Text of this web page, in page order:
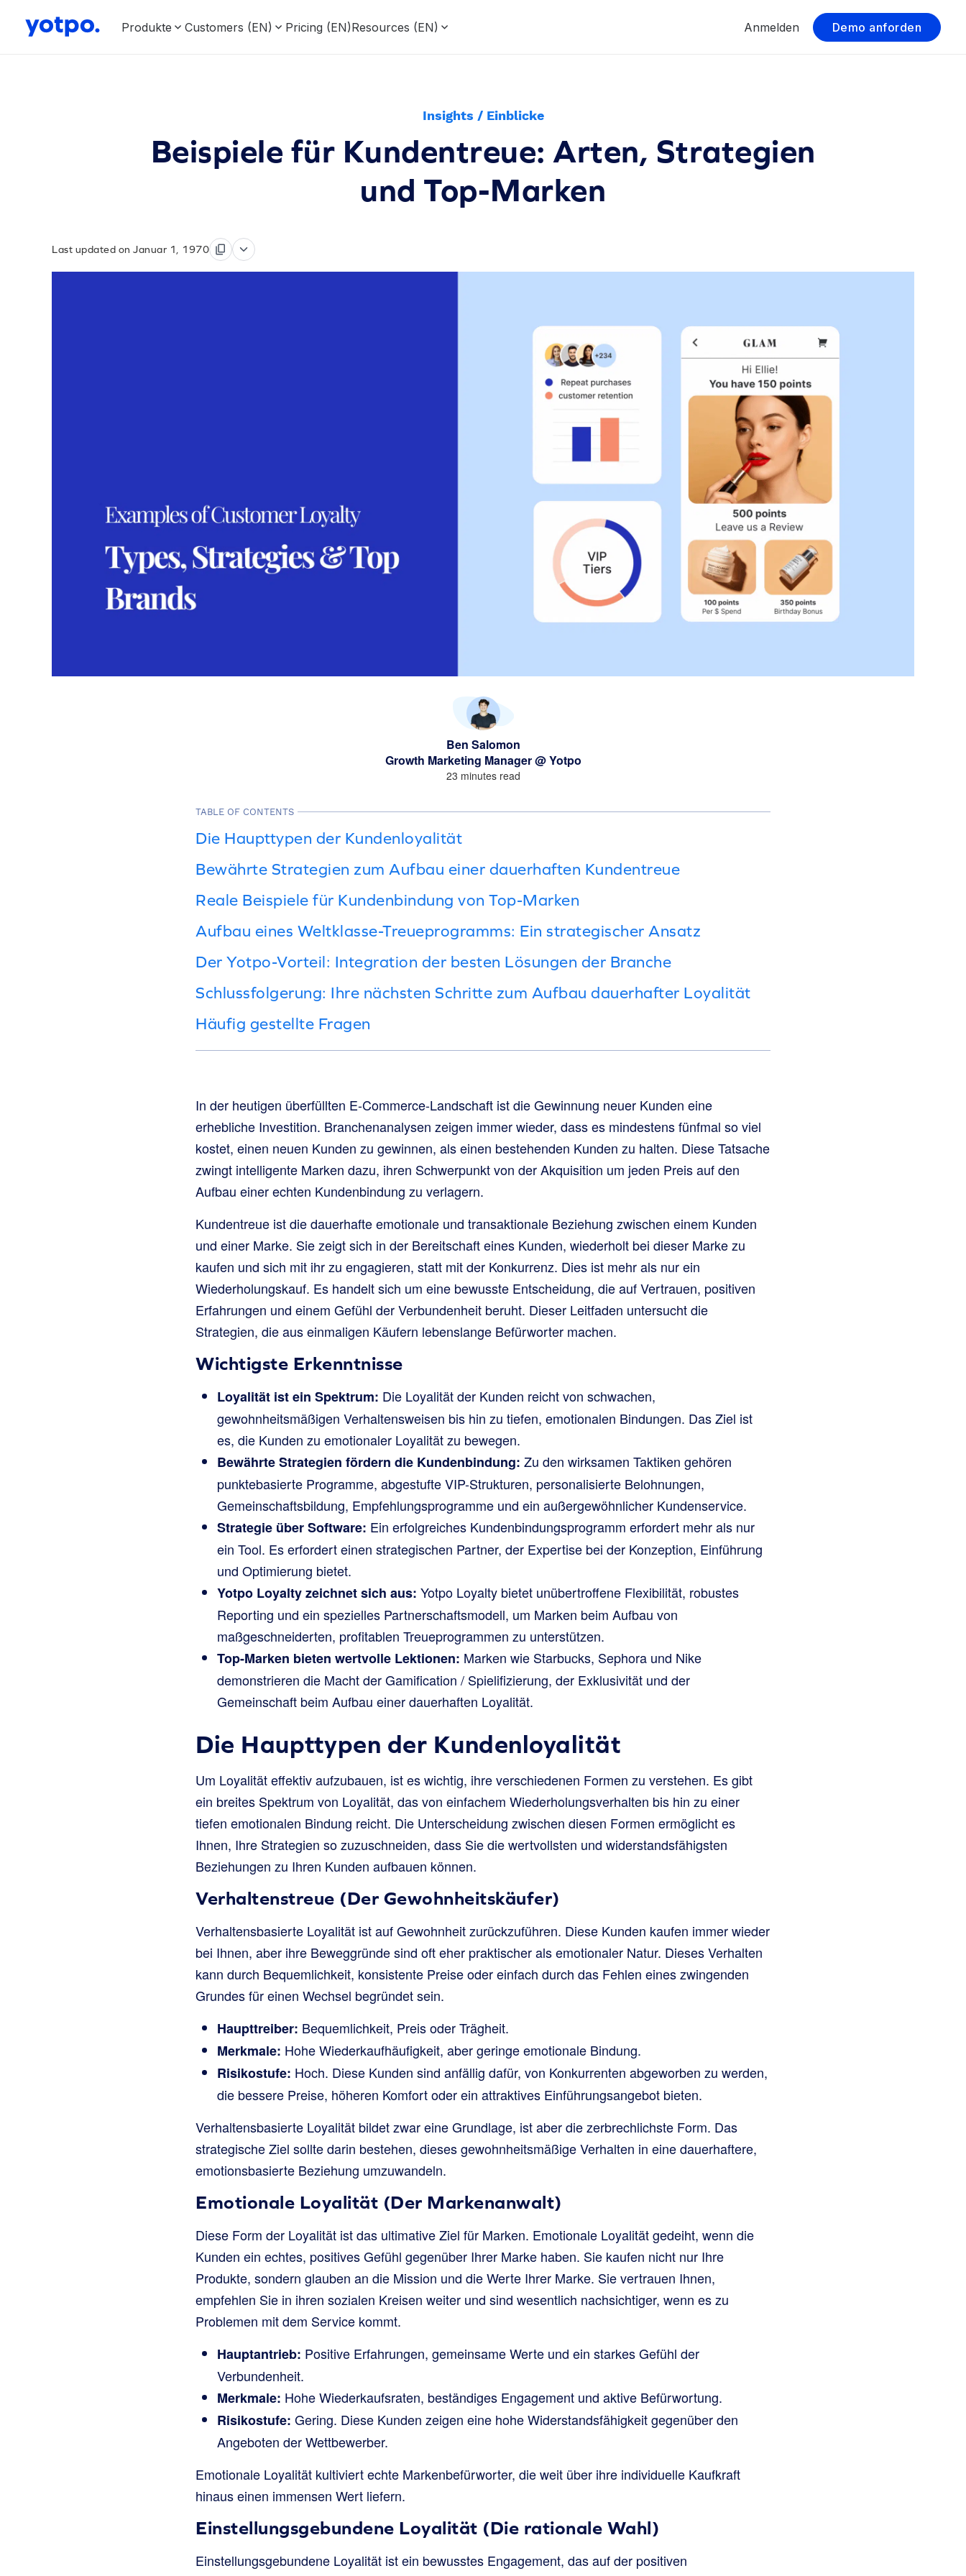
Produkte Customers (EN) Pricing (EN)Resources (EN) Anmelden Demo anforden
Insights / Einblicke
Beispiele für Kundentreue: Arten, Strategien
und Top-Marken
Last updated on Januar 1, 1970
Ben Salomon
Growth Marketing Manager @ Yotpo
23 minutes read
TABLE OF CONTENTS
Die Haupttypen der Kundenloyalität
Bewährte Strategien zum Aufbau einer dauerhaften Kundentreue
Reale Beispiele für Kundenbindung von Top-Marken
Aufbau eines Weltklasse-Treueprogramms: Ein strategischer Ansatz
Der Yotpo-Vorteil: Integration der besten Lösungen der Branche
Schlussfolgerung: Ihre nächsten Schritte zum Aufbau dauerhafter Loyalität
Häufig gestellte Fragen
In der heutigen überfüllten E-Commerce-Landschaft ist die Gewinnung neuer Kunden eine
erhebliche Investition. Branchenanalysen zeigen immer wieder, dass es mindestens fünfmal so viel
kostet, einen neuen Kunden zu gewinnen, als einen bestehenden Kunden zu halten. Diese Tatsache
zwingt intelligente Marken dazu, ihren Schwerpunkt von der Akquisition um jeden Preis auf den
Aufbau einer echten Kundenbindung zu verlagern.
Kundentreue ist die dauerhafte emotionale und transaktionale Beziehung zwischen einem Kunden
und einer Marke. Sie zeigt sich in der Bereitschaft eines Kunden, wiederholt bei dieser Marke zu
kaufen und sich mit ihr zu engagieren, statt mit der Konkurrenz. Dies ist mehr als nur ein
Wiederholungskauf. Es handelt sich um eine bewusste Entscheidung, die auf Vertrauen, positiven
Erfahrungen und einem Gefühl der Verbundenheit beruht. Dieser Leitfaden untersucht die
Strategien, die aus einmaligen Käufern lebenslange Befürworter machen.
Wichtigste Erkenntnisse
Loyalität ist ein Spektrum: Die Loyalität der Kunden reicht von schwachen,
gewohnheitsmäßigen Verhaltensweisen bis hin zu tiefen, emotionalen Bindungen. Das Ziel ist
es, die Kunden zu emotionaler Loyalität zu bewegen.
Bewährte Strategien fördern die Kundenbindung: Zu den wirksamen Taktiken gehören
punktebasierte Programme, abgestufte VIP-Strukturen, personalisierte Belohnungen,
Gemeinschaftsbildung, Empfehlungsprogramme und ein außergewöhnlicher Kundenservice.
Strategie über Software: Ein erfolgreiches Kundenbindungsprogramm erfordert mehr als nur
ein Tool. Es erfordert einen strategischen Partner, der Expertise bei der Konzeption, Einführung
und Optimierung bietet.
Yotpo Loyalty zeichnet sich aus: Yotpo Loyalty bietet unübertroffene Flexibilität, robustes
Reporting und ein spezielles Partnerschaftsmodell, um Marken beim Aufbau von
maßgeschneiderten, profitablen Treueprogrammen zu unterstützen.
Top-Marken bieten wertvolle Lektionen: Marken wie Starbucks, Sephora und Nike
demonstrieren die Macht der Gamification / Spielifizierung, der Exklusivität und der
Gemeinschaft beim Aufbau einer dauerhaften Loyalität.
Die Haupttypen der Kundenloyalität
Um Loyalität effektiv aufzubauen, ist es wichtig, ihre verschiedenen Formen zu verstehen. Es gibt
ein breites Spektrum von Loyalität, das von einfachem Wiederholungsverhalten bis hin zu einer
tiefen emotionalen Bindung reicht. Die Unterscheidung zwischen diesen Formen ermöglicht es
Ihnen, Ihre Strategien so zuzuschneiden, dass Sie die wertvollsten und widerstandsfähigsten
Beziehungen zu Ihren Kunden aufbauen können.
Verhaltenstreue (Der Gewohnheitskäufer)
Verhaltensbasierte Loyalität ist auf Gewohnheit zurückzuführen. Diese Kunden kaufen immer wieder
bei Ihnen, aber ihre Beweggründe sind oft eher praktischer als emotionaler Natur. Dieses Verhalten
kann durch Bequemlichkeit, konsistente Preise oder einfach durch das Fehlen eines zwingenden
Grundes für einen Wechsel begründet sein.
Haupttreiber: Bequemlichkeit, Preis oder Trägheit.
Merkmale: Hohe Wiederkaufhäufigkeit, aber geringe emotionale Bindung.
Risikostufe: Hoch. Diese Kunden sind anfällig dafür, von Konkurrenten abgeworben zu werden,
die bessere Preise, höheren Komfort oder ein attraktives Einführungsangebot bieten.
Verhaltensbasierte Loyalität bildet zwar eine Grundlage, ist aber die zerbrechlichste Form. Das
strategische Ziel sollte darin bestehen, dieses gewohnheitsmäßige Verhalten in eine dauerhaftere,
emotionsbasierte Beziehung umzuwandeln.
Emotionale Loyalität (Der Markenanwalt)
Diese Form der Loyalität ist das ultimative Ziel für Marken. Emotionale Loyalität gedeiht, wenn die
Kunden ein echtes, positives Gefühl gegenüber Ihrer Marke haben. Sie kaufen nicht nur Ihre
Produkte, sondern glauben an die Mission und die Werte Ihrer Marke. Sie vertrauen Ihnen,
empfehlen Sie in ihren sozialen Kreisen weiter und sind wesentlich nachsichtiger, wenn es zu
Problemen mit dem Service kommt.
Hauptantrieb: Positive Erfahrungen, gemeinsame Werte und ein starkes Gefühl der
Verbundenheit.
Merkmale: Hohe Wiederkaufsraten, beständiges Engagement und aktive Befürwortung.
Risikostufe: Gering. Diese Kunden zeigen eine hohe Widerstandsfähigkeit gegenüber den
Angeboten der Wettbewerber.
Emotionale Loyalität kultiviert echte Markenbefürworter, die weit über ihre individuelle Kaufkraft
hinaus einen immensen Wert liefern.
Einstellungsgebundene Loyalität (Die rationale Wahl)
Einstellungsgebundene Loyalität ist ein bewusstes Engagement, das auf der positiven